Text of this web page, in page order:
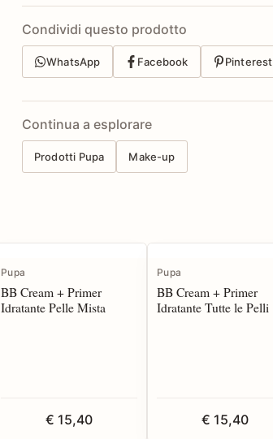
Condividi questo prodotto
WhatsApp Facebook Pinterest
Continua a esplorare
Prodotti Pupa Make-up
Pupa
BB Cream + Primer
Idratante Pelle Mista
€ 15,40
Pupa
BB Cream + Primer
Idratante Tutte le Pelli
€ 15,40